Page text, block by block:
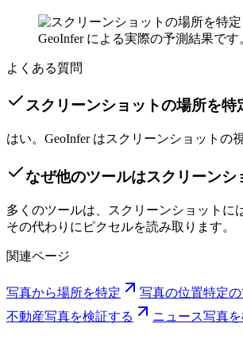
GeoInfer による実際の予測結果で
よくある質問
スクリーンショットの場所を特
はい。GeoInfer はスクリーンショットの
なぜ他のツールはスクリーンシ
多くのツールは、スクリーンショットに
その代わりにピクセルを読み取ります。
関連ページ
写真から場所を特定 写真の位置特定
不動産写真を検証する
ニュース写真